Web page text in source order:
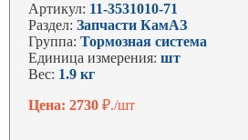
Артикул: 11-3531010-71
Раздел:Запчасти КамАЗ
Группа:Тормозная система
Единица измерения:шт
Вес: 1.9 кг
Цена: 2730₽./шт